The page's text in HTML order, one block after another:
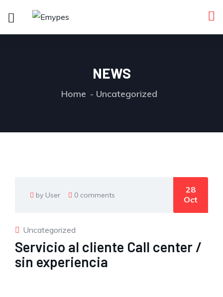
NEWS
Home Uncategorized
by User 0 comments
28
Oct
Uncategorized
Servicio al cliente Call center /
sin experiencia